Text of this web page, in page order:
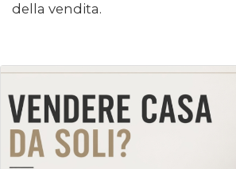
della vendita.